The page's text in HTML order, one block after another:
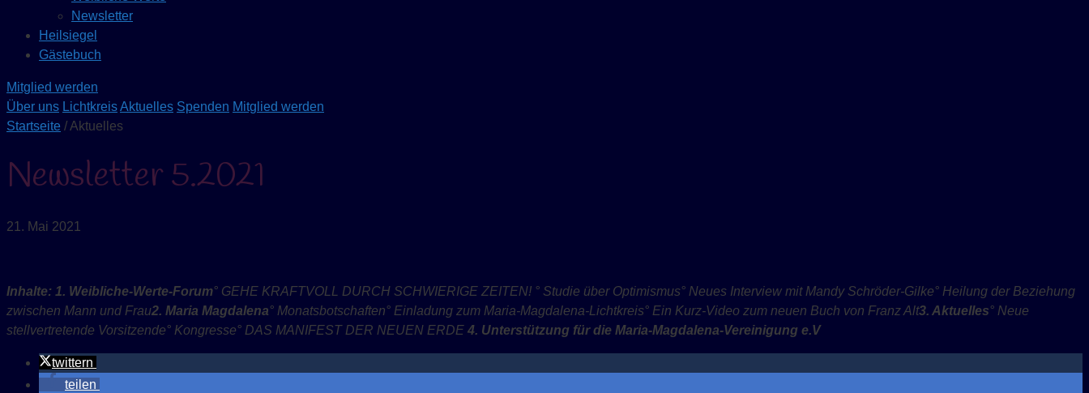
Newsletter
Heilsiegel
Gästebuch
Mitglied werden
Über uns LichtkreisAktuelles Spenden Mitglied werden
Startseite / Aktuelles
Newsletter 5.2021
21. Mai 2021
Inhalte: 1. Weibliche-Werte-Forum° GEHE KRAFTVOLL DURCH SCHWIERIGE ZEITEN! ° Studie über Optimismus° Neues Interview mit Mandy Schröder-Gilke° Heilung der Beziehung
zwischen Mann und Frau2. Maria Magdalena° Monatsbotschaften° Einladung zum Maria-Magdalena-Lichtkreis° Ein Kurz-Video zum neuen Buch von Franz Alt3. Aktuelles° Neue
stellvertretende Vorsitzende° Kongresse° DAS MANIFEST DER NEUEN ERDE 4. Unterstützung für die Maria-Magdalena-Vereinigung e.V
twittern
teilen